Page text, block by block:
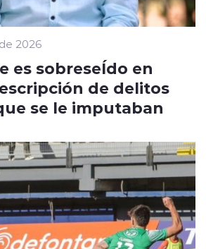
2026
es sobreseÍdo en
de delitos
se le imputaban